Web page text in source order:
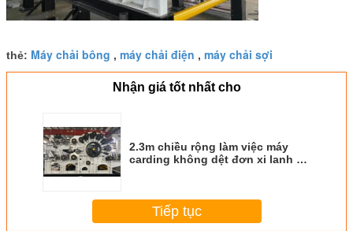
thẻ: Máy chải bông , máy chải điện , máy chải sợi
Nhận giá tốt nhất cho
2.3m chiều rộng làm việc máy
carding không dệt đơn xi lanh và
Tiếp tục